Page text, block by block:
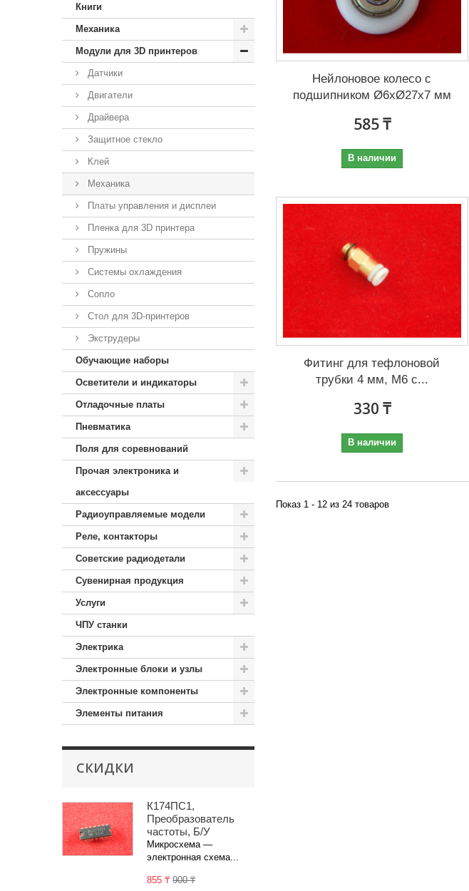
Книги
Механика
Модули для 3D принтеров
Датчики
Двигатели
Драйвера
Защитное стекло
Клей
Механика
Платы управления и дисплеи
Пленка для 3D принтера
Пружины
Системы охлаждения
Сопло
Стол для 3D-принтеров
Экструдеры
Обучающие наборы
Осветители и индикаторы
Отладочные платы
Пневматика
Поля для соревнований
Прочая электроника и
аксессуары
Радиоуправляемые модели
Реле, контакторы
Советские радиодетали
Сувенирная продукция
Услуги
ЧПУ станки
Электрика
Электронные блоки и узлы
Электронные компоненты
Элементы питания
СКИДКИ
К174ПС1,
Преобразователь
частоты, Б/У
Микросхема —
электронная схема...
855 ₸ 900 ₸
Нейлоновое колесо с
подшипником Ø6xØ27x7 мм
585 ₸
В наличии
Фитинг для тефлоновой
трубки 4 мм, М6 с...
330 ₸
В наличии
Показ 1 - 12 из 24 товаров